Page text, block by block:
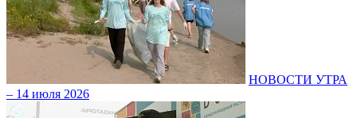
НОВОСТИ УТРА
– 14 июля 2026